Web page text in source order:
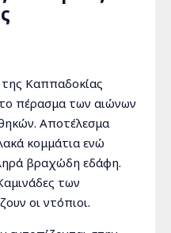
της Καππαδοκίας
πέρασμα των αιώνων
Αποτέλεσμα
κομμάτια ενώ
βραχώδη εδάφη.
των
οι ντόπιοι.